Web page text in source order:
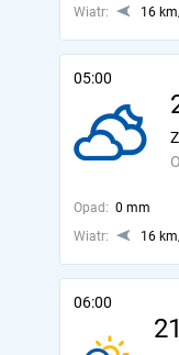
Wiatr:
16
05:00
Opad: 0 mm
Wiatr:
16
06:00